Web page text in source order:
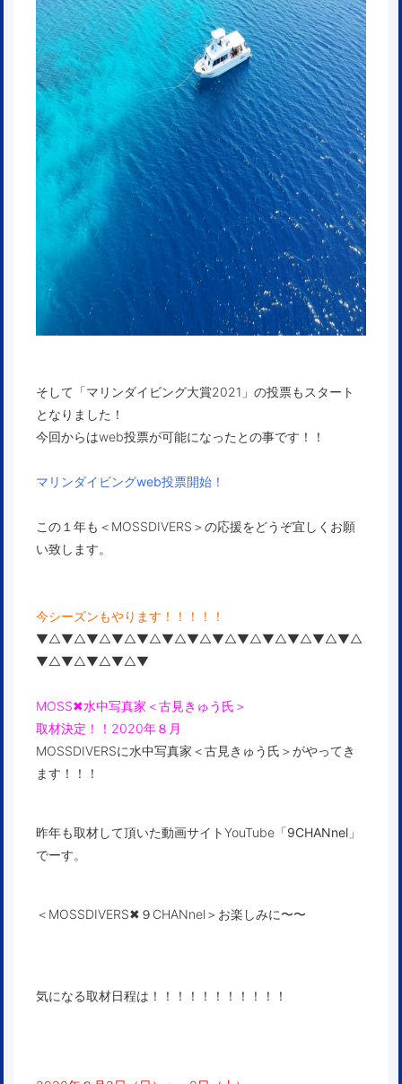
そして「マリンダイビング大賞2021」の投票もスタート
となりました！
今回からはweb投票が可能になったとの事です！！
マリンダイビングweb投票開始！
この１年も＜MOSSDIVERS＞の応援をどうぞ宜しくお願
い致します。
今シーズンもやります！！！！！
▼△▼△▼△▼△▼△▼△▼△▼△▼△▼△▼△▼△▼△
▼△▼△▼△▼△▼
MOSS✖︎水中写真家＜古見きゅう氏＞
取材決定！！2020年８月
MOSSDIVERSに水中写真家＜古見きゅう氏＞がやってき
ます！！！
昨年も取材して頂いた動画サイトYouTube 「9CHANnel」
でーす。
＜MOSSDIVERS✖︎９CHANnel＞お楽しみに〜〜
気になる取材日程は！！！！！！！！！！！